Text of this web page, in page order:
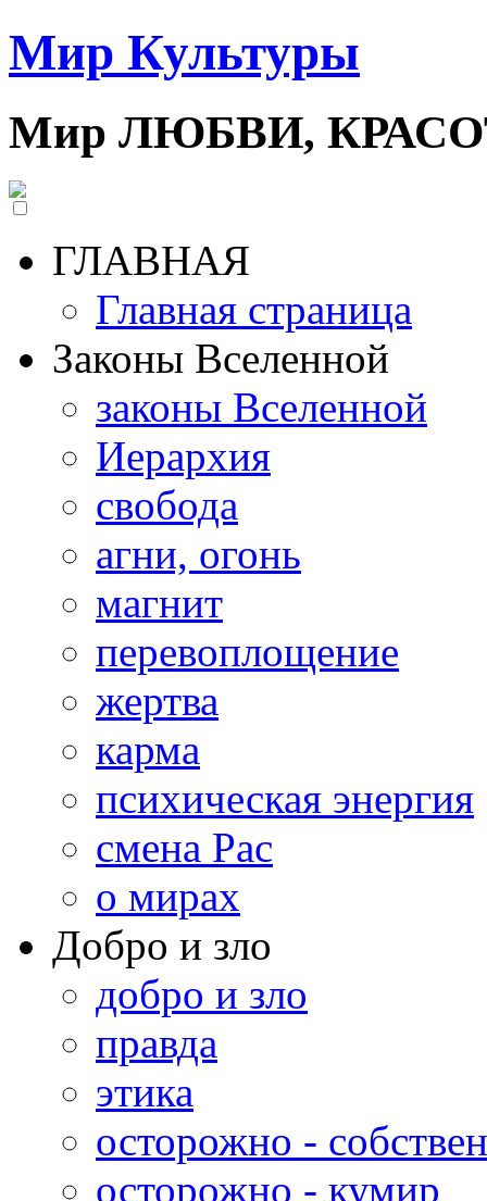
Мир Культуры
Мир ЛЮБВИ,
ГЛАВНАЯ
Главная страница
Законы Вселенной
законы Вселенной
Иерархия
свобода
агни, огонь
магнит
перевоплощение
жертва
карма
психическая энергия
смена Рас
о мирах
Добро и зло
добро и зло
правда
этика
осторожно -
осторожно - кумир